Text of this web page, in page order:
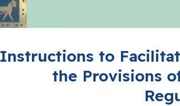
Instructions to
the Provisions